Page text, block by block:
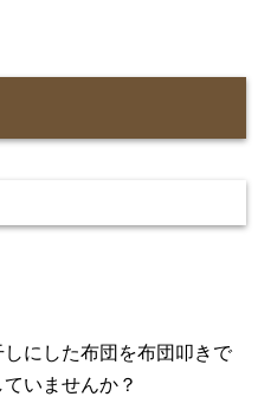
にした布団を布団叩きで
いませんか？